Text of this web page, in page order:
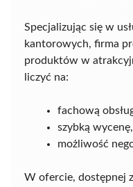
Specjalizując się w
kantorowych, firma
produktów w
liczyć na:
fachową
szybką wycenę,
możliwość
W ofercie, dostępnej